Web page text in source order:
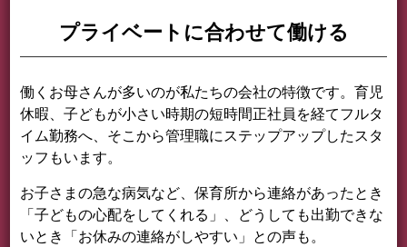
プライベートに合わせて働ける
働くお母さんが多いのが私たちの会社の特徴です。育児
休暇、子どもが小さい時期の短時間正社員を経てフルタ
イム勤務へ、そこから管理職にステップアップしたスタ
ッフもいます。
お子さまの急な病気など、保育所から連絡があったとき
「子どもの心配をしてくれる」、どうしても出勤できな
いとき「お休みの連絡がしやすい」との声も。